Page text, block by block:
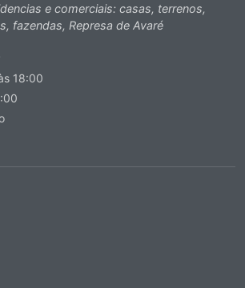
e comerciais: casas, terrenos,
fazendas, Represa de Avaré
18:00